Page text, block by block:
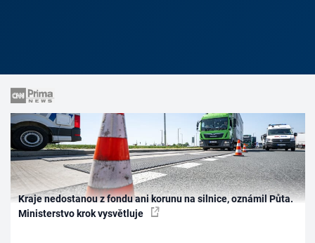
Kraje nedostanou z fondu ani korunu na silnice, oznámil Půta.
Ministerstvo krok vysvětluje